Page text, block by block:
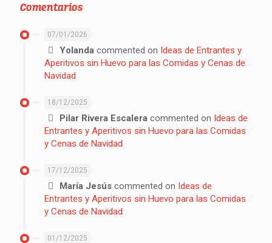
Comentarios
07/01/2026
Yolanda commented on Ideas de Entrantes y
Aperitivos sin Huevo para las Comidas y Cenas de
Navidad
18/12/2025
Pilar Rivera Escalera commented on Ideas de
Entrantes y Aperitivos sin Huevo para las Comidas
y Cenas de Navidad
17/12/2025
María Jesús commented on Ideas de
Entrantes y Aperitivos sin Huevo para las Comidas
y Cenas de Navidad
01/12/2025